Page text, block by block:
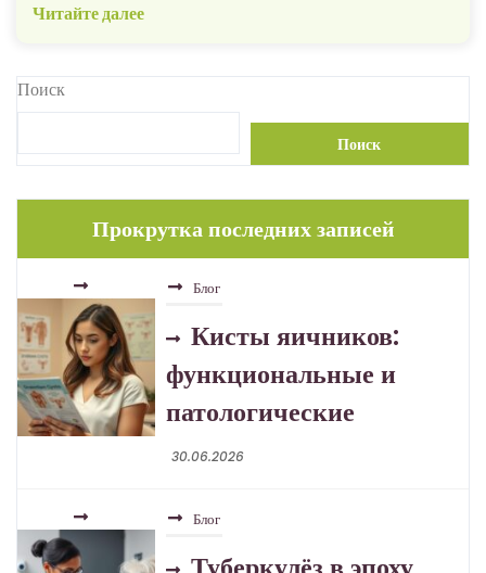
Читайте далее
Поиск
Поиск
Прокрутка последних записей
Блог
Кисты яичников:
функциональные и
патологические
30.06.2026
Блог